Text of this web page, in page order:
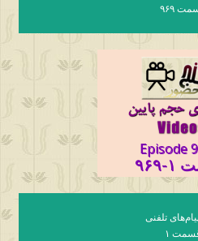
۹۶۹
Episode
تلفنی
۱